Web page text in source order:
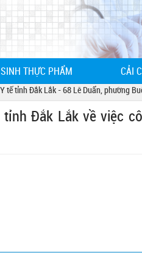
THỰC PHẨM CẢI
tỉnh Đắk Lắk - 68 Lê Duẩn, phường Buôn
Đắk Lắk về việc